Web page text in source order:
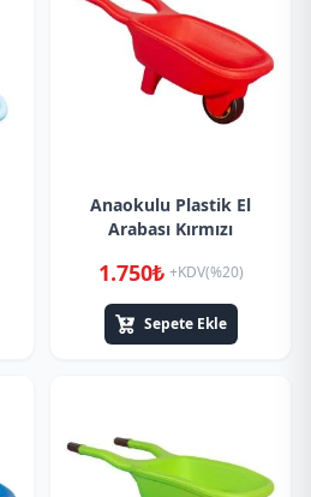
Anaokulu Plastik El
Arabası Kırmızı
1.750₺ +KDV(%20)
Sepete Ekle